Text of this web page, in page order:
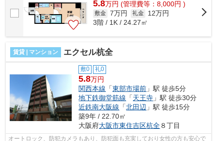
5.8万円 (管理費等：8,000円 )
敷金 7万円 礼金
12万円
3階 / 1K / 24.27㎡
賃貸 | マンション エクセル杭全
敷0 礼0
5.8万円
関西本線 「東部市場前 」駅 徒歩5分
地下鉄御堂筋線 「天王寺 」駅 徒歩30分
近鉄南大阪線 「北田辺 」駅 徒歩15分
築9年 / 22.70㎡
大阪府大阪市東住吉区杭全８丁目
オートロック、防犯カメラもあり、防犯面も充実しており女性の方も安心で